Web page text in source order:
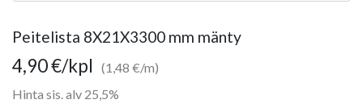
Peitelista 8X21X3300 mm mänty
4,90€/kpl
(1,48 €/m)
Hinta sis. alv 25,5%